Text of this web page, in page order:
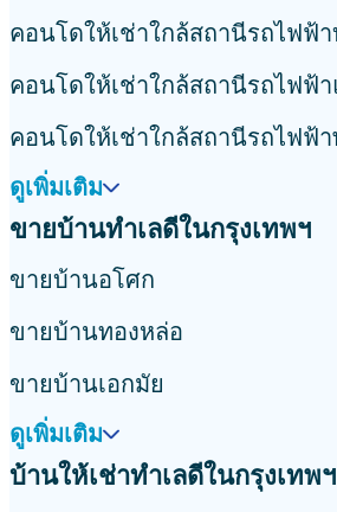
คอนโดให้เช่าใกล้สถานีรถไฟฟ้า
คอนโดให้เช่าใกล้สถานีรถไฟฟ้า
คอนโดให้เช่าใกล้สถานีรถไฟฟ้
ดูเพิ่มเติม
ขายบ้านทำเลดีในกรุงเทพฯ
ขายบ้านอโศก
ขายบ้านทองหล่อ
ขายบ้านเอกมัย
ดูเพิ่มเติม
บ้านให้เช่าทำเลดีในกรุงเทพฯ